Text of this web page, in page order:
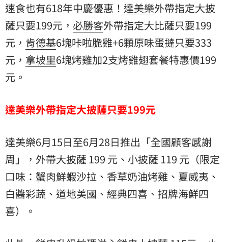
速食也有618年中慶優惠！ 達美樂外帶指定大披
薩只要199元， 必勝客外帶指定大比薩只要199
元， 肯德基6塊咔啦脆雞+6顆原味蛋撻只要333
元， 拿坡里6塊烤雞加2支烤雞翅套餐特惠價199
元。
達美樂外帶指定大披薩只要199元
達美樂6月15日至6月28日推出「全國顧客感謝
周」，外帶大披薩 199 元、小披薩 119 元（限定
口味：蟹肉鮮蝦沙拉、香草奶油烤雞、夏威夷、
白醬彩蔬、道地美國、經典四喜、招牌海鮮四
喜）。